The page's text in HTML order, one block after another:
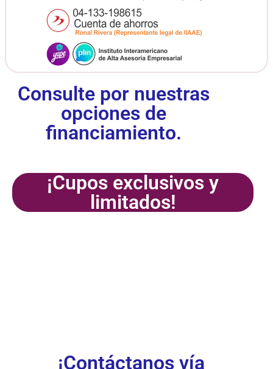
Consulte por nuestras
opciones de
financiamiento.
¡Cupos exclusivos y
limitados!
¡Contáctanos vía